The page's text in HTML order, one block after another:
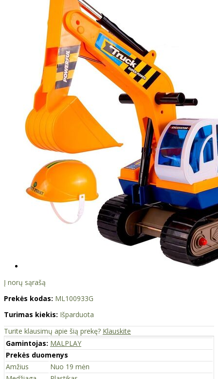
Į norų sąrašą
Prekės kodas: ML100933G
Turimas kiekis: Išparduota
Turite klausimų apie šią prekę? Klauskite
Gamintojas: MALPLAY
Prekės duomenys
Amžius
Nuo 19 mėn